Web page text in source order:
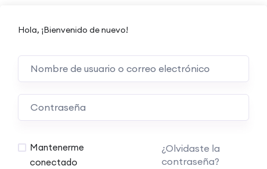
Hola, ¡Bienvenido de nuevo!
Mantenerme
conectado
¿Olvidaste la
contraseña?